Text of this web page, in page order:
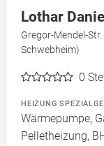
Lothar
Gregor-Mendel-
Schwebheim)
0
HEIZUNG
Wärmepumpe,
Pelletheizung,